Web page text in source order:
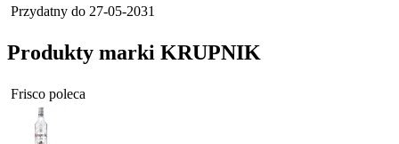
Przydatny do 27-05-2031
Produkty marki KRUPNIK
Frisco poleca